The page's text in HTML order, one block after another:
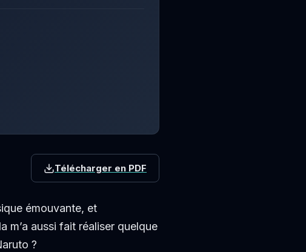
Télécharger en PDF
émouvante, et
m’a aussi fait réaliser quelque
?